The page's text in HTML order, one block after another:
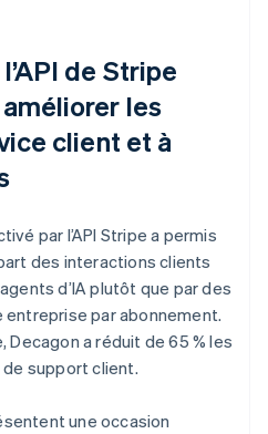
de Stripe
les
client et à
par l’API Stripe a permis
des interactions clients
d’IA plutôt que par des
entreprise par abonnement.
Decagon a réduit de 65 % les
support client.
une occasion